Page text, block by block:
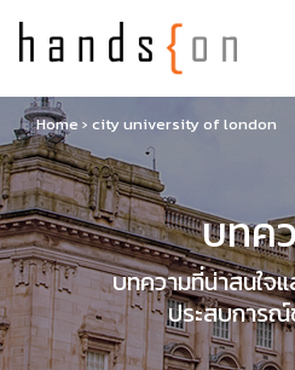
Home › city university of london
บทค
บทความที่น่าสนใจแ
ประสบการ